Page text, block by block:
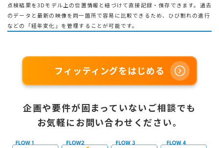
点検結果を3Dモデル上の位置情報と紐づけて直接記録・保存できます。過去
のデータと最新の映像を同一箇所で容易に比較できるため、ひび割れの進行
などの「経年変化」を管理することが可能です。
フィッティングをはじめる
企画や要件が固まっていないご相談でも
お気軽にお問い合わせください。